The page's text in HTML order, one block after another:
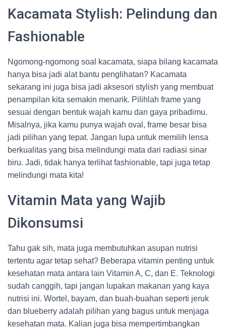
Kacamata Stylish: Pelindung dan
Fashionable
Ngomong-ngomong soal kacamata, siapa bilang kacamata
hanya bisa jadi alat bantu penglihatan? Kacamata
sekarang ini juga bisa jadi aksesori stylish yang membuat
penampilan kita semakin menarik. Pilihlah frame yang
sesuai dengan bentuk wajah kamu dan gaya pribadimu.
Misalnya, jika kamu punya wajah oval, frame besar bisa
jadi pilihan yang tepat. Jangan lupa untuk memilih lensa
berkualitas yang bisa melindungi mata dari radiasi sinar
biru. Jadi, tidak hanya terlihat fashionable, tapi juga tetap
melindungi mata kita!
Vitamin Mata yang Wajib
Dikonsumsi
Tahu gak sih, mata juga membutuhkan asupan nutrisi
tertentu agar tetap sehat? Beberapa vitamin penting untuk
kesehatan mata antara lain Vitamin A, C, dan E. Teknologi
sudah canggih, tapi jangan lupakan makanan yang kaya
nutrisi ini. Wortel, bayam, dan buah-buahan seperti jeruk
dan blueberry adalah pilihan yang bagus untuk menjaga
kesehatan mata. Kalian juga bisa mempertimbangkan